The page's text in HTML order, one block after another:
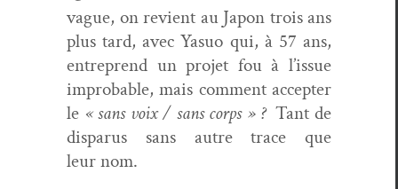
vague, on revient au Japon trois ans
plus tard, avec Yasuo qui, à 57 ans,
entre­prend un pro­jet fou à l’issue
improb­a­ble, mais com­ment accepter
le « sans voix / sans corps » ?Tant de
dis­parus sans autre trace que
leur nom.